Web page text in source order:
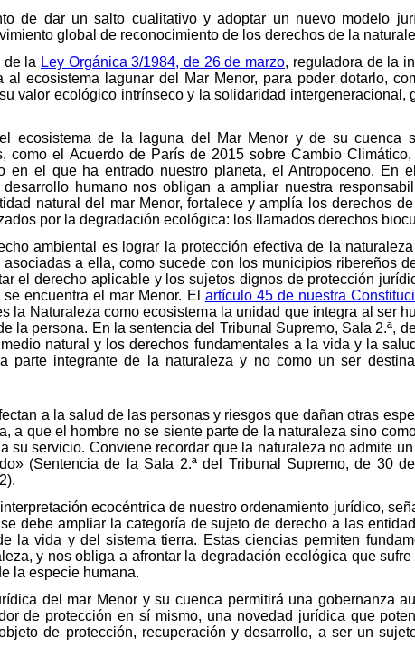
de dar un salto cualitativo y adoptar un nuevo modelo
global de reconocimiento de los derechos de la
de la Ley Orgánica 3/1984, de 26 de marzo, reguladora de la
ecosistema lagunar del Mar Menor, para poder dotarlo,
valor ecológico intrínseco y la solidaridad intergeneracional,
ecosistema de la laguna del Mar Menor y de su cuenca
como el Acuerdo de París de 2015 sobre Cambio
en el que ha entrado nuestro planeta, el Antropoceno. En
humano nos obligan a ampliar nuestra
natural del mar Menor, fortalece y amplía los derechos
por la degradación ecológica: los llamados derechos
ambiental es lograr la protección efectiva de la
a ella, como sucede con los municipios ribereños
el derecho aplicable y los sujetos dignos de protección
encuentra el mar Menor. El artículo 45 de nuestra
la Naturaleza como ecosistema la unidad que integra al ser
la persona. En la sentencia del Tribunal Supremo, Sala 2.ª,
natural y los derechos fundamentales a la vida y la
parte integrante de la naturaleza y no como un ser
a la salud de las personas y riesgos que dañan otras
a que el hombre no se siente parte de la naturaleza sino
su servicio. Conviene recordar que la naturaleza no admite
(Sentencia de la Sala 2.ª del Tribunal Supremo, de 30
ecocéntrica de nuestro ordenamiento jurídico,
debe ampliar la categoría de sujeto de derecho a las
la vida y del sistema tierra. Estas ciencias permiten
y nos obliga a afrontar la degradación ecológica que
la especie humana.
del mar Menor y su cuenca permitirá una gobernanza
de protección en sí mismo, una novedad jurídica que
de protección, recuperación y desarrollo, a ser un